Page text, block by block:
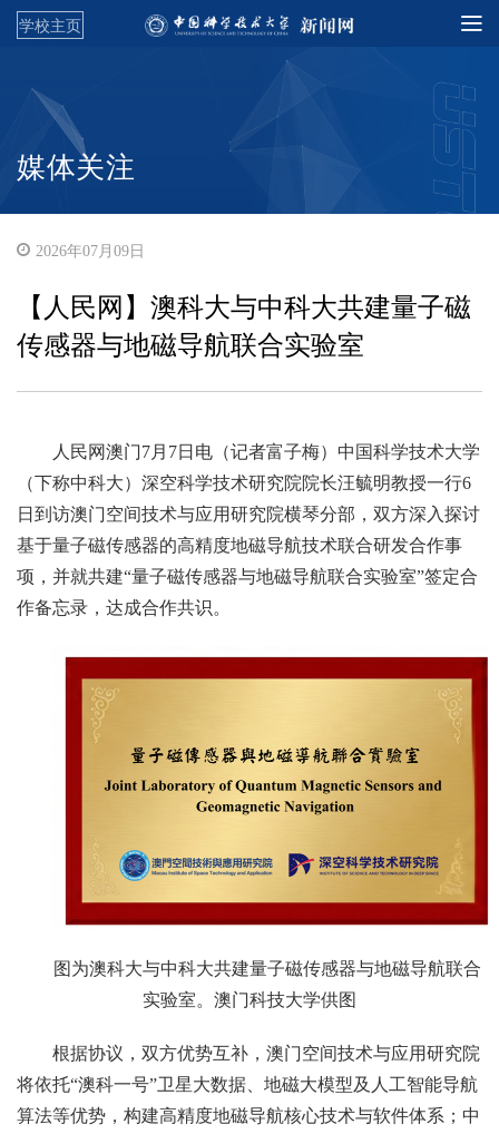
学校主页
媒体关注
2026年07月09日
【人民网】澳科大与中科大共建量子磁
传感器与地磁导航联合实验室
人民网澳门7月7日电（记者富子梅）中国科学技术大学
（下称中科大）深空科学技术研究院院长汪毓明教授一行6
日到访澳门空间技术与应用研究院横琴分部，双方深入探讨
基于量子磁传感器的高精度地磁导航技术联合研发合作事
项，并就共建“量子磁传感器与地磁导航联合实验室”签定合
作备忘录，达成合作共识。
图为澳科大与中科大共建量子磁传感器与地磁导航联合
实验室。澳门科技大学供图
根据协议，双方优势互补，澳门空间技术与应用研究院
将依托“澳科一号”卫星大数据、地磁大模型及人工智能导航
算法等优势，构建高精度地磁导航核心技术与软件体系；中